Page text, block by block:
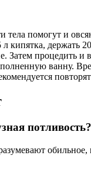
тела помогут и
л кипятка, держать
Затем процедить и
ванну.
потливость?
обильное,